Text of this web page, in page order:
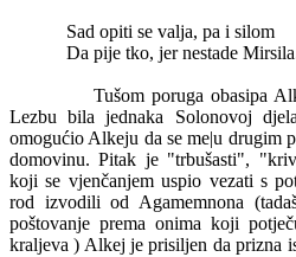
Sad opiti se valja, pa i silom
Da pije tko, jer nestade
Tušom poruga obasipa
Lezbu bila jednaka Solonovoj
omogućio Alkeju da se me|u drugim
domovinu. Pitak je "trbušasti",
koji se vjenčanjem uspio vezati s
rod izvodili od Agamemnona
poštovanje prema onima koji
kraljeva ) Alkej je prisiljen da prizna